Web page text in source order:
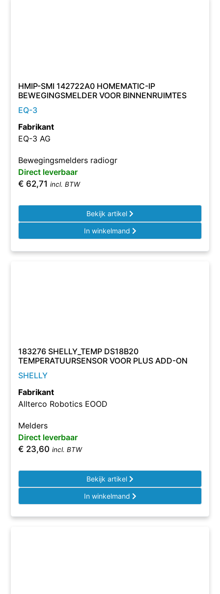
HMIP-SMI 142722A0 HOMEMATIC-IP
BEWEGINGSMELDER VOOR BINNENRUIMTES
EQ-3
Fabrikant
EQ-3 AG
Bewegingsmelders radiogr
Direct leverbaar
€ 62,71 incl. BTW
Bekijk artikel
In winkelmand
183276 SHELLY_TEMP DS18B20
TEMPERATUURSENSOR VOOR PLUS ADD-ON
SHELLY
Fabrikant
Allterco Robotics EOOD
Melders
Direct leverbaar
€ 23,60 incl. BTW
Bekijk artikel
In winkelmand